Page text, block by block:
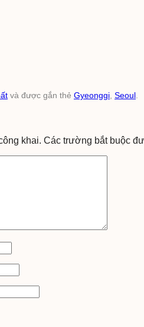
và được gắn thẻ Gyeonggi Seoul
khai. Các trường bắt buộc